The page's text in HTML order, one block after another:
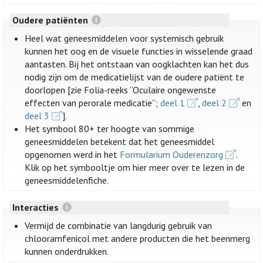
Oudere patiënten
Heel wat geneesmiddelen voor systemisch gebruik
kunnen het oog en de visuele functies in wisselende graad
aantasten. Bij het ontstaan van oogklachten kan het dus
nodig zijn om de medicatielijst van de oudere patiënt te
doorlopen [zie Folia-reeks “Oculaire ongewenste
effecten van perorale medicatie”;deel 1 ,deel 2
en
deel 3
].
Het symbool 80+ ter hoogte van sommige
geneesmiddelen betekent dat het geneesmiddel
opgenomen werd in het Formularium Ouderenzorg
.
Klik op het symbooltje om hier meer over te lezen in de
geneesmiddelenfiche.
Interacties
Vermijd de combinatie van langdurig gebruik van
chlooramfenicol met andere producten die het beenmerg
kunnen onderdrukken.